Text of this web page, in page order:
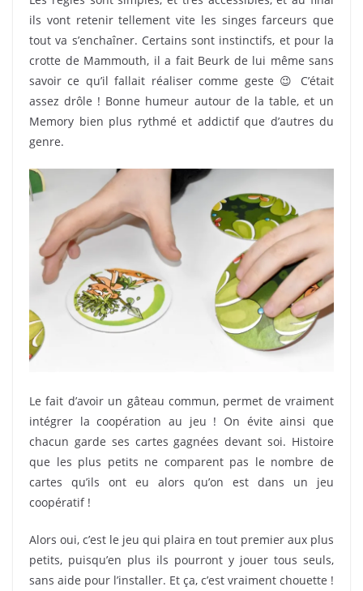
ils vont retenir tellement vite les singes farceurs que
tout va s’enchaîner. Certains sont instinctifs, et pour la
crotte de Mammouth, il a fait Beurk de lui même sans
savoir ce qu’il fallait réaliser comme geste 😉 C’était
assez drôle ! Bonne humeur autour de la table, et un
Memory bien plus rythmé et addictif que d’autres du
genre.
Le fait d’avoir un gâteau commun, permet de vraiment
intégrer la coopération au jeu ! On évite ainsi que
chacun garde ses cartes gagnées devant soi. Histoire
que les plus petits ne comparent pas le nombre de
cartes qu’ils ont eu alors qu’on est dans un jeu
coopératif !
Alors oui, c’est le jeu qui plaira en tout premier aux plus
petits, puisqu’en plus ils pourront y jouer tous seuls,
sans aide pour l’installer. Et ça, c’est vraiment chouette !